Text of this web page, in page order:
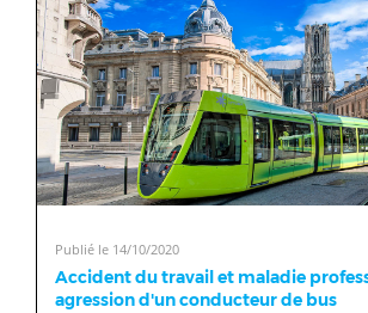
Publié le 14/10/2020
Accident du travail et maladie
agression d'un conducteur de bus